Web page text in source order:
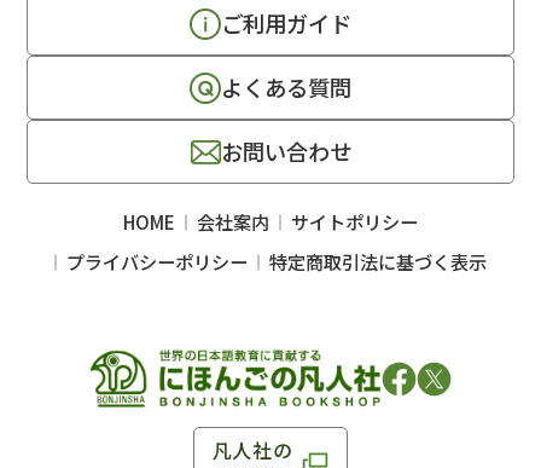
凡人社の
ご利用ガイド
よくある質問
お問い合わせ
HOME 会社案内
サイトポリシー
プライバシーポリシー
特定商取引法に基づく表示